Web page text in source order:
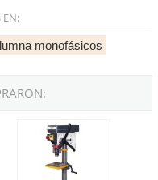
EN:
monofásicos